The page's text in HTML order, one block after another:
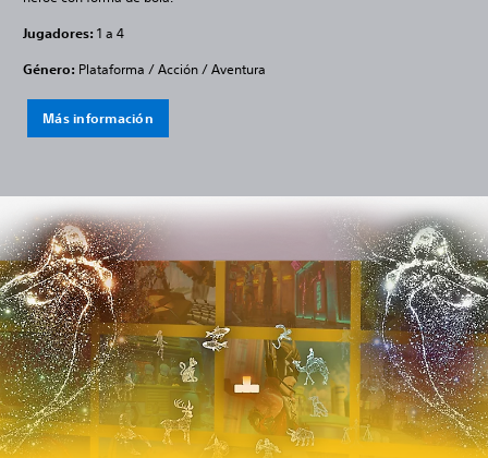
Jugadores: 1 a 4
Género: Plataforma / Acción / Aventura
Más información